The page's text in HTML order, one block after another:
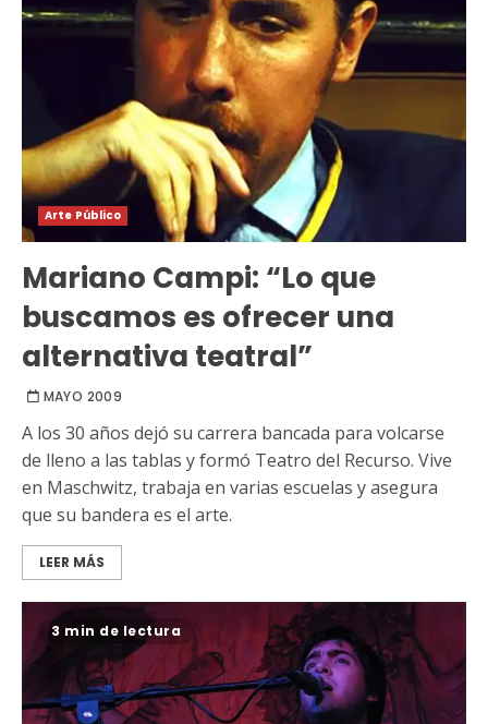
Arte Público
Mariano Campi: “Lo que
buscamos es ofrecer una
alternativa teatral”
MAYO 2009
A los 30 años dejó su carrera bancada para volcarse
de lleno a las tablas y formó Teatro del Recurso. Vive
en Maschwitz, trabaja en varias escuelas y asegura
que su bandera es el arte.
LEER MÁS
3 min de lectura